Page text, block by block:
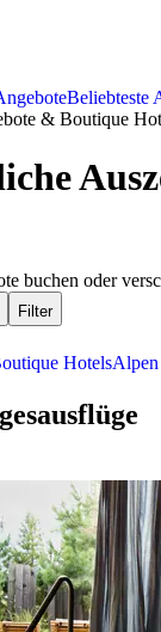
Beliebteste
& Boutique
buchen oder
Filter
HotelsAlpen